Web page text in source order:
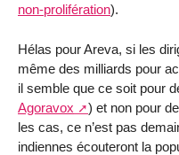
non-prolifération).
Hélas pour Areva, si les
même des milliards pour
il semble que ce soit pour
Agoravox
) et non pour
les cas, ce n’est pas
indiennes écouteront la